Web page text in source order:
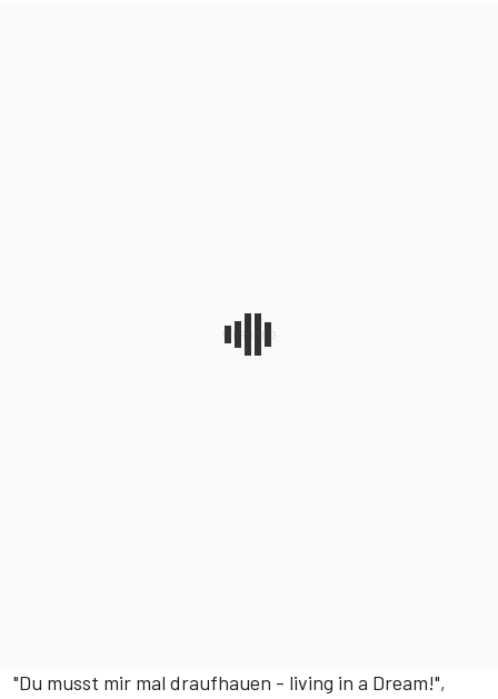
"Du musst mir mal draufhauen - living in a Dream!",